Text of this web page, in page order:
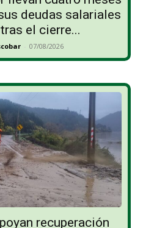
deudas salariales
el cierre...
- 07/08/2026
recuperación